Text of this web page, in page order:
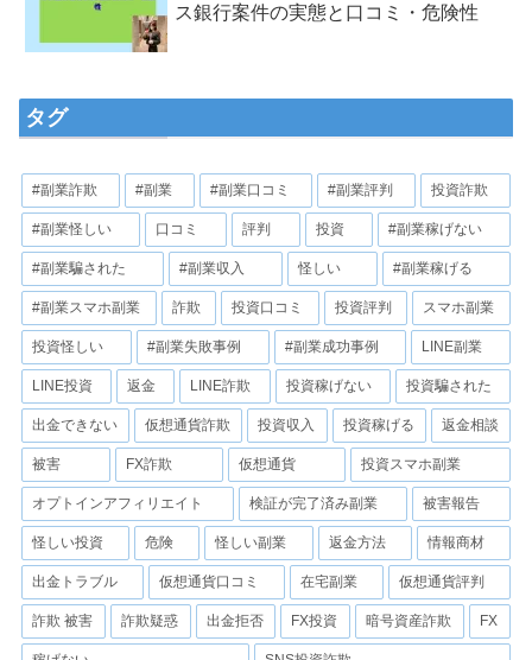
ス銀行案件の実態と口コミ・危険性
タグ
#副業詐欺 #副業 #副業口コミ #副業評判 投資詐欺
#副業怪しい 口コミ 評判 投資 #副業稼げない
#副業騙された #副業収入 怪しい #副業稼げる
#副業スマホ副業 詐欺 投資口コミ 投資評判 スマホ副業
投資怪しい #副業失敗事例 #副業成功事例 LINE副業
LINE投資 返金 LINE詐欺 投資稼げない 投資騙された
出金できない 仮想通貨詐欺 投資収入 投資稼げる 返金相談
被害 FX詐欺 仮想通貨 投資スマホ副業
オプトインアフィリエイト 検証が完了済み副業 被害報告
怪しい投資 危険 怪しい副業 返金方法 情報商材
出金トラブル 仮想通貨口コミ 在宅副業 仮想通貨評判
詐欺 被害 詐欺疑惑 出金拒否 FX投資 暗号資産詐欺 FX